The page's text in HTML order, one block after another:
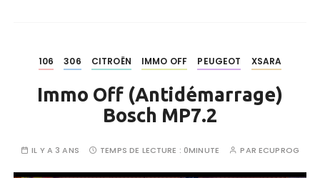
106 306 CITROËN IMMO OFF PEUGEOT XSARA
Immo Off (Antidémarrage)
Bosch MP7.2
IL Y A 3 ANS TEMPS DE LECTURE : 0MINUTE PARECUPROG